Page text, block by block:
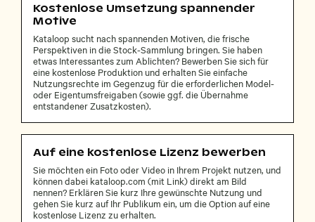
Kostenlose Umsetzung spannender
Motive
Kataloop sucht nach spannenden Motiven, die frische
Perspektiven in die Stock-Sammlung bringen. Sie haben
etwas Interessantes zum Ablichten? Bewerben Sie sich für
eine kostenlose Produktion und erhalten Sie einfache
Nutzungsrechte im Gegenzug für die erforderlichen Model-
oder Eigentumsfreigaben (sowie ggf. die Übernahme
entstandener Zusatzkosten).
Auf eine kostenlose Lizenz bewerben
Sie möchten ein Foto oder Video in Ihrem Projekt nutzen, und
können dabei kataloop.com (mit Link) direkt am Bild
nennen? Erklären Sie kurz Ihre gewünschte Nutzung und
gehen Sie kurz auf Ihr Publikum ein, um die Option auf eine
kostenlose Lizenz zu erhalten.